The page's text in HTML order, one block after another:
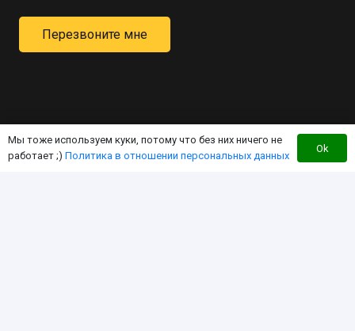
Перезвоните мне
Интернет-магазин для владельцев квадроцикла
Мы тоже используем куки, потому что без них ничего не
работает ;) Политика в отношении персональных данных
Ok